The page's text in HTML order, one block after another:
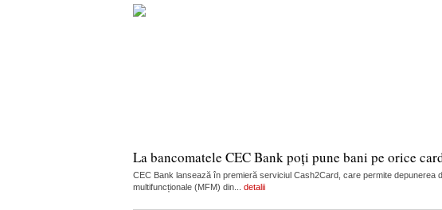
La bancomatele CEC Bank poți pune bani pe orice
CEC Bank lansează în premieră serviciul Cash2Card, care permite
multifuncționale (MFM) din... detalii